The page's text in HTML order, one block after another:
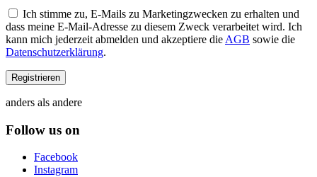
Ich stimme zu, E-Mails zu Marketingzwecken zu erhalten und
dass meine E-Mail-Adresse zu diesem Zweck verarbeitet wird. Ich
kann mich jederzeit abmelden und akzeptiere die AGB sowie die
Datenschutzerklärung.
anders als andere
Follow us on
Facebook
Instagram